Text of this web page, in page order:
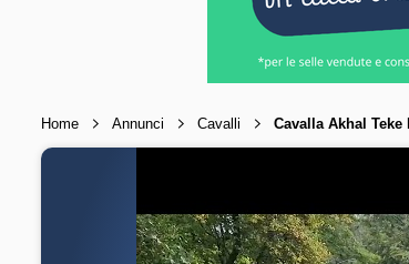
Home Annunci Cavalli Cavalla Akhal